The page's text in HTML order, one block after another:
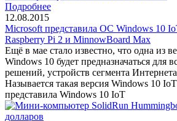
Подробнее
12.08.2015
Microsoft представила ОС Windows 10
Raspberry Pi 2 и MinnowBoard Max
Ещё в мае стало известно, что одна из
Windows 10 будет предназначаться для
решений, устройств сегмента
Называется такая версия Windows 10
представила Windows 10 IoT